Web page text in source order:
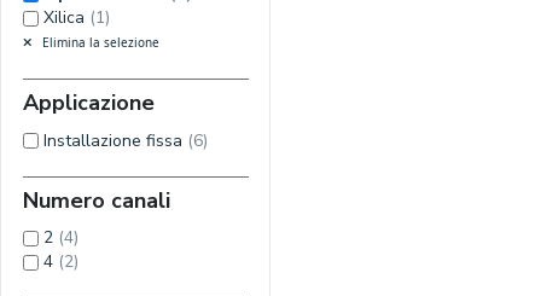
Xilica (1)
Elimina la selezione
Applicazione
Installazione fissa (6)
Numero canali
2 (4)
4 (2)